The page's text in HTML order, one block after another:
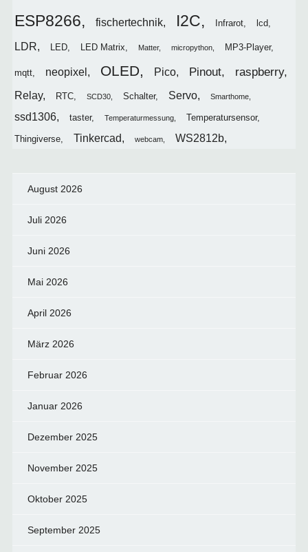
ESP8266 fischertechnik I2C Infrarot lcd
LDR LED LED Matrix Matter micropython MP3-Player
mqtt neopixel OLED Pico Pinout raspberry
Relay RTC SCD30 Schalter Servo Smarthome
ssd1306 taster Temperaturmessung Temperatursensor
Thingiverse Tinkercad webcam WS2812b
August 2026
Juli 2026
Juni 2026
Mai 2026
April 2026
März 2026
Februar 2026
Januar 2026
Dezember 2025
November 2025
Oktober 2025
September 2025